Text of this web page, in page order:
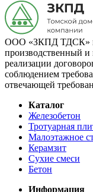
ООО «ЗКПД ТДСК»
производственный и
реализации
соблюдением
отвечающей
Каталог
Железобетон
Тротуарная
Малоэтажное
Керамзит
Сухие смеси
Бетон
Информация